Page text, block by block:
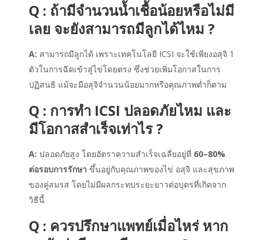
Q : ถ้ามีจำนวนน้ำเชื้อน้อยหรือไม่มี
เลย จะยังสามารถมีลูกได้ไหม ?
A: สามารถมีลูกได้ เพราะเทคโนโลยี ICSI จะใช้เพียงอสุจิ 1
ตัวในการฉีดเข้าสู่ไข่โดยตรง ซึ่งช่วยเพิ่มโอกาสในการ
ปฏิสนธิ แม้จะมีอสุจิจำนวนน้อยมากหรือคุณภาพต่ำก็ตาม
Q : การทำ ICSI ปลอดภัยไหม และ
มีโอกาสสำเร็จเท่าไร ?
A: ปลอดภัยสูง โดยอัตราความสำเร็จเฉลี่ยอยู่ที่ 60–80%
ต่อรอบการรักษา ขึ้นอยู่กับคุณภาพของไข่ อสุจิ และสุขภาพ
ของคู่สมรส โดยไม่มีผลกระทบระยะยาวต่อบุตรที่เกิดจาก
วิธีนี้
Q : ควรปรึกษาแพทย์เมื่อไหร่ หาก